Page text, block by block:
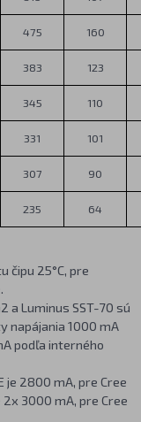
475 160
383 123
345 110
331 101
307 90
235 64
čipu 25°C, pre
a Luminus SST-70 sú
napájania 1000 mA
podľa interného
je 2800 mA, pre Cree
2x 3000 mA, pre Cree